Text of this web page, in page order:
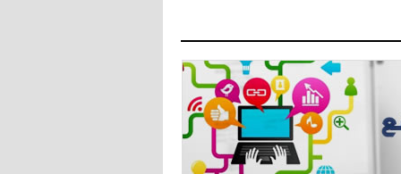
15:10
- 2021/08/04
اجتماع حاسم لإدارة ميلان مع نظيرتها
من الريال للفصل في صفقة إيسكو
14:50
- 2021/08/04
البياسجي عرض على مبابي راتبا خياليا